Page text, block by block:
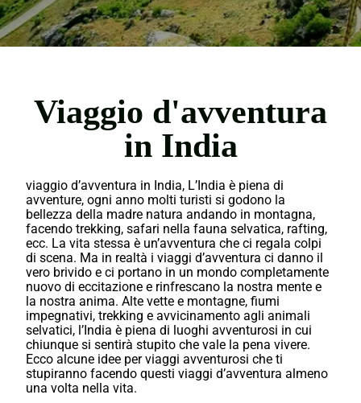
Viaggio d'avventura
in India
viaggio d’avventura in India, L’India è piena di
avventure, ogni anno moltituristi si godono la
bellezza della madre natura andando in montagna,
facendotrekking, safari nella fauna selvatica, rafting,
ecc. La vita stessa è un’avventura che ci regala colpi
di scena. Ma in realtà i viaggi d’avventura ci danno il
vero brivido e ci portano in un mondo completamente
nuovo di eccitazione e rinfrescano la nostra mente e
la nostra anima. Alte vette e montagne, fiumi
impegnativi, trekking e avvicinamento agli animali
selvatici, l’India è piena di luoghi avventurosi in cui
chiunque si sentirà stupito che vale la pena vivere.
Ecco alcune idee perviaggi avventurosi che ti
stupiranno facendo questi viaggi d’avventura almeno
una volta nella vita.